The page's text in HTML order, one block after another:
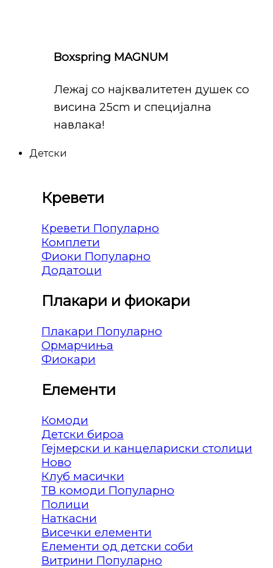
Boxspring MAGNUM
Лежај со најквалитетен душек со
висина 25cm и специјална
навлака!
Детски
Кревети
Кревети
Комплети
Фиоки
Додатоци
Плакари и фиокари
Плакари
Ормарчиња
Фиокари
Елементи
Комоди
Детски бироа
Гејмерски и канцелариски столици
Клуб масички
ТВ комоди
Полици
Наткасни
Висечки елементи
Елементи од детски соби
Витрини